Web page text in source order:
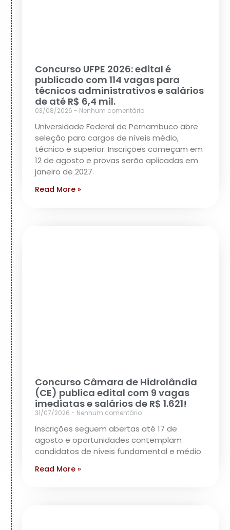
Concurso UFPE 2026: edital é
publicado com 114 vagas para
técnicos administrativos e salários
de até R$ 6,4 mil.
03/08/2026 Nenhum comentário
Universidade Federal de Pernambuco abre
seleção para cargos de níveis médio,
técnico e superior. Inscrições começam em
12 de agosto e provas serão aplicadas em
janeiro de 2027.
Read More »
Concurso Câmara de Hidrolândia
(CE) publica edital com 9 vagas
imediatas e salários de R$ 1.621!
31/07/2026 Nenhum comentário
Inscrições seguem abertas até 17 de
agosto e oportunidades contemplam
candidatos de níveis fundamental e médio.
Read More »